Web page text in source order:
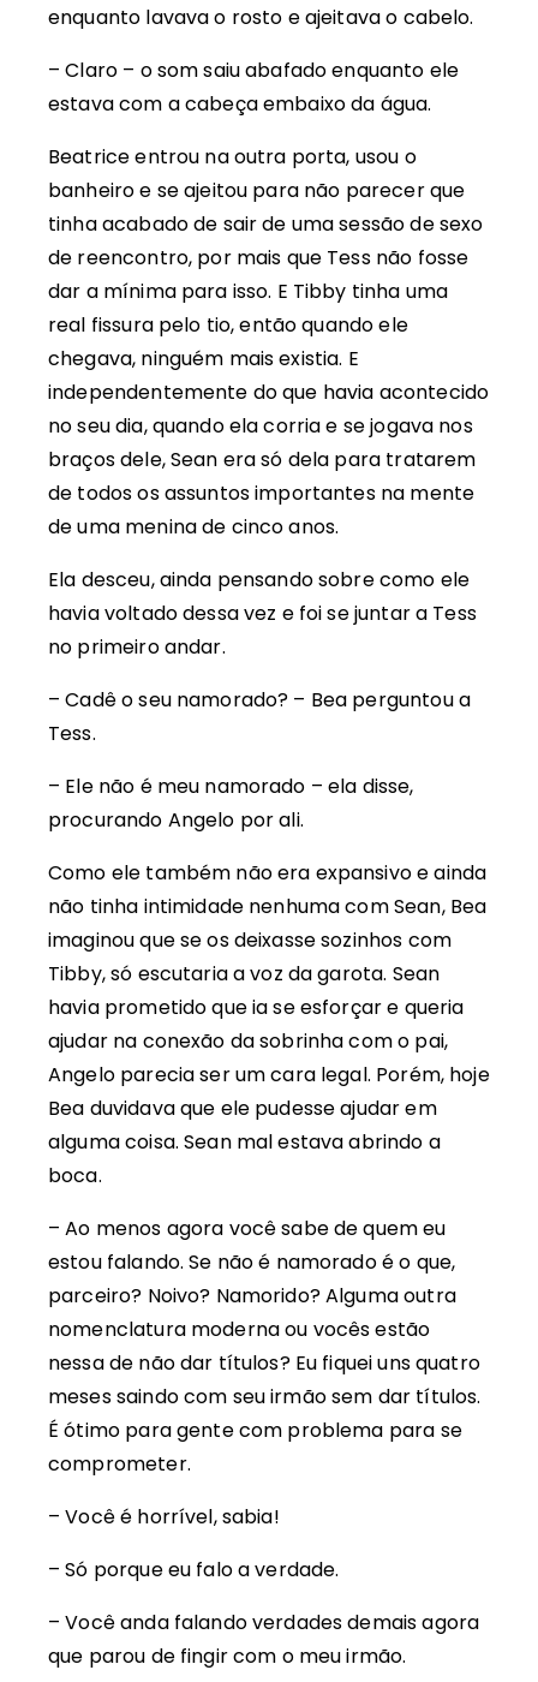
enquanto lavava o rosto e ajeitava o cabelo.
– Claro – o som saiu abafado enquanto ele
estava com a cabeça embaixo da água.
Beatrice entrou na outra porta, usou o
banheiro e se ajeitou para não parecer que
tinha acabado de sair de uma sessão de sexo
de reencontro, por mais que Tess não fosse
dar a mínima para isso. E Tibby tinha uma
real fissura pelo tio, então quando ele
chegava, ninguém mais existia. E
independentemente do que havia acontecido
no seu dia, quando ela corria e se jogava nos
braços dele, Sean era só dela para tratarem
de todos os assuntos importantes na mente
de uma menina de cinco anos.
Ela desceu, ainda pensando sobre como ele
havia voltado dessa vez e foi se juntar a Tess
no primeiro andar.
– Cadê o seu namorado? – Bea perguntou a
Tess.
– Ele não é meu namorado – ela disse,
procurando Angelo por ali.
Como ele também não era expansivo e ainda
não tinha intimidade nenhuma com Sean, Bea
imaginou que se os deixasse sozinhos com
Tibby, só escutaria a voz da garota. Sean
havia prometido que ia se esforçar e queria
ajudar na conexão da sobrinha com o pai,
Angelo parecia ser um cara legal. Porém, hoje
Bea duvidava que ele pudesse ajudar em
alguma coisa. Sean mal estava abrindo a
boca.
– Ao menos agora você sabe de quem eu
estou falando. Se não é namorado é o que,
parceiro? Noivo? Namorido? Alguma outra
nomenclatura moderna ou vocês estão
nessa de não dar títulos? Eu fiquei uns quatro
meses saindo com seu irmão sem dar títulos.
É ótimo para gente com problema para se
comprometer.
– Você é horrível, sabia!
– Só porque eu falo a verdade.
– Você anda falando verdades demais agora
que parou de fingir com o meu irmão.